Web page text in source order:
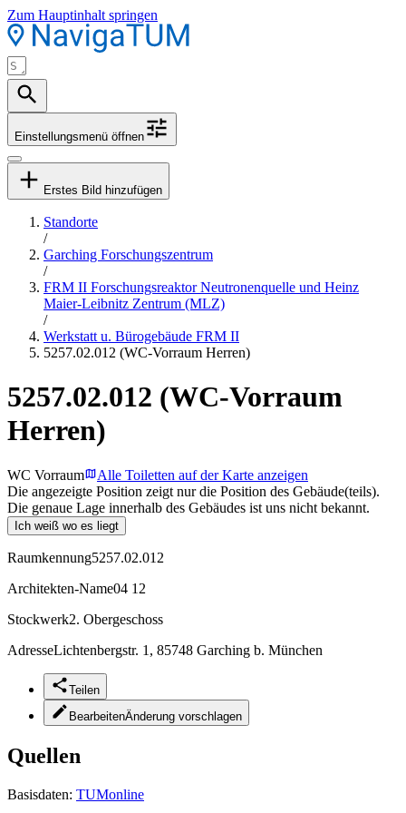
Zum Hauptinhalt springen
Einstellungsmenü öffnen
Erstes Bild hinzufügen
Standorte
/
Garching Forschungszentrum
/
FRM II Forschungsreaktor Neutronenquelle und Heinz
Maier-Leibnitz Zentrum (MLZ)
/
Werkstatt u. Bürogebäude FRM II
5257.02.012 (WC-Vorraum Herren)
5257.02.012 (WC-Vorraum
Herren)
WC Vorraum
Alle Toiletten auf der Karte anzeigen
Die angezeigte Position zeigt nur die Position des Gebäude(teils).
Die genaue Lage innerhalb des Gebäudes ist uns nicht bekannt.
Ich weiß wo es liegt
Raumkennung5257.02.012
Architekten-Name04 12
Stockwerk2. Obergeschoss
AdresseLichtenbergstr. 1, 85748 Garching b. München
Teilen
BearbeitenÄnderung vorschlagen
Quellen
Basisdaten: TUMonline